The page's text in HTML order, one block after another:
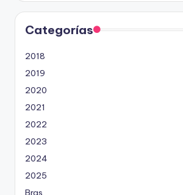
Categorías
2018
2019
2020
2021
2022
2023
2024
2025
Bras